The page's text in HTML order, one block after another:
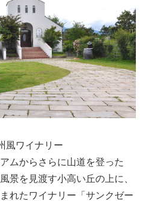
風ワイナリー
ムからさらに山道を登った
景を見渡す小高い丘の上に、
れたワイナリー「サンクゼー